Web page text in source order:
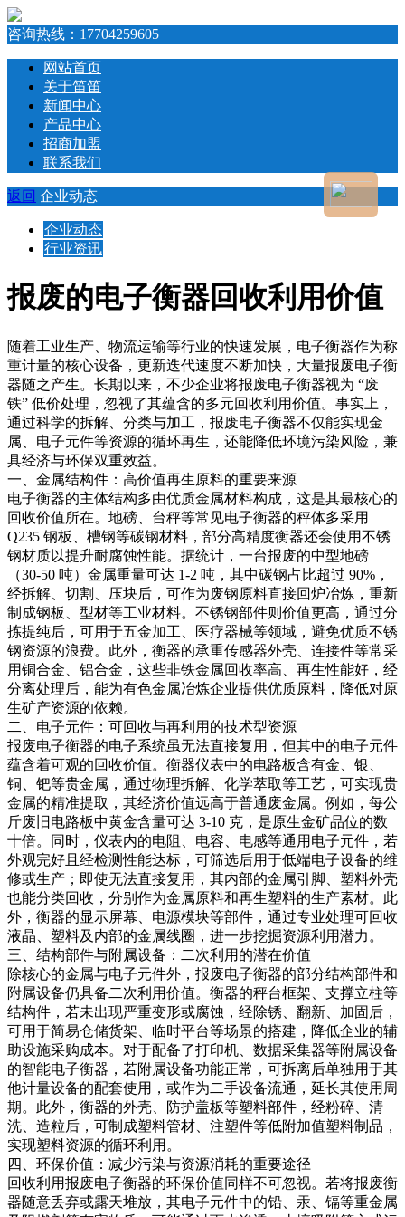
咨询热线： 17704259605
网站首页
关于笛笛
新闻中心
产品中心
招商加盟
联系我们
返回 企业动态
企业动态
行业资讯
报废的电子衡器回收利用价值
随着工业生产、物流运输等行业的快速发展，电子衡器作为称
重计量的核心设备，更新迭代速度不断加快，大量报废电子衡
器随之产生。长期以来，不少企业将报废电子衡器视为 “废
铁” 低价处理，忽视了其蕴含的多元回收利用价值。事实上，
通过科学的拆解、分类与加工，报废电子衡器不仅能实现金
属、电子元件等资源的循环再生，还能降低环境污染风险，兼
具经济与环保双重效益。​
一、金属结构件：高价值再生原料的重要来源​
电子衡器的主体结构多由优质金属材料构成，这是其最核心的
回收价值所在。地磅、台秤等常见电子衡器的秤体多采用
Q235 钢板、槽钢等碳钢材料，部分高精度衡器还会使用不锈
钢材质以提升耐腐蚀性能。据统计，一台报废的中型地磅
（30-50 吨）金属重量可达 1-2 吨，其中碳钢占比超过 90%，
经拆解、切割、压块后，可作为废钢原料直接回炉冶炼，重新
制成钢板、型材等工业材料。不锈钢部件则价值更高，通过分
拣提纯后，可用于五金加工、医疗器械等领域，避免优质不锈
钢资源的浪费。此外，衡器的承重传感器外壳、连接件等常采
用铜合金、铝合金，这些非铁金属回收率高、再生性能好，经
分离处理后，能为有色金属冶炼企业提供优质原料，降低对原
生矿产资源的依赖。​
二、电子元件：可回收与再利用的技术型资源​
报废电子衡器的电子系统虽无法直接复用，但其中的电子元件
蕴含着可观的回收价值。衡器仪表中的电路板含有金、银、
铜、钯等贵金属，通过物理拆解、化学萃取等工艺，可实现贵
金属的精准提取，其经济价值远高于普通废金属。例如，每公
斤废旧电路板中黄金含量可达 3-10 克，是原生金矿品位的数
十倍。同时，仪表内的电阻、电容、电感等通用电子元件，若
外观完好且经检测性能达标，可筛选后用于低端电子设备的维
修或生产；即使无法直接复用，其内部的金属引脚、塑料外壳
也能分类回收，分别作为金属原料和再生塑料的生产素材。此
外，衡器的显示屏幕、电源模块等部件，通过专业处理可回收
液晶、塑料及内部的金属线圈，进一步挖掘资源利用潜力。​
三、结构部件与附属设备：二次利用的潜在价值​
除核心的金属与电子元件外，报废电子衡器的部分结构部件和
附属设备仍具备二次利用价值。衡器的秤台框架、支撑立柱等
结构件，若未出现严重变形或腐蚀，经除锈、翻新、加固后，
可用于简易仓储货架、临时平台等场景的搭建，降低企业的辅
助设施采购成本。对于配备了打印机、数据采集器等附属设备
的智能电子衡器，若附属设备功能正常，可拆离后单独用于其
他计量设备的配套使用，或作为二手设备流通，延长其使用周
期。此外，衡器的外壳、防护盖板等塑料部件，经粉碎、清
洗、造粒后，可制成塑料管材、注塑件等低附加值塑料制品，
实现塑料资源的循环利用。​
四、环保价值：减少污染与资源消耗的重要途径​
回收利用报废电子衡器的环保价值同样不可忽视。若将报废衡
器随意丢弃或露天堆放，其电子元件中的铅、汞、镉等重金属